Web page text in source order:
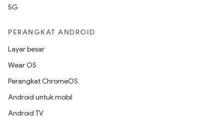
5G
PERANGKAT ANDROID
Layar besar
Wear OS
Perangkat ChromeOS
Android untuk mobil
Android TV